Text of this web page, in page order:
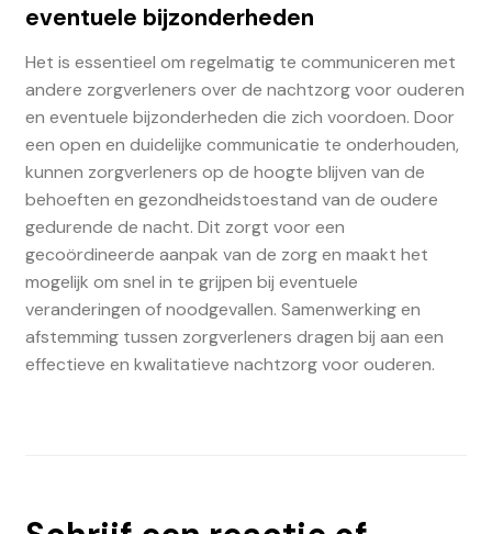
eventuele bijzonderheden
Het is essentieel om regelmatig te communiceren met
andere zorgverleners over de nachtzorg voor ouderen
en eventuele bijzonderheden die zich voordoen. Door
een open en duidelijke communicatie te onderhouden,
kunnen zorgverleners op de hoogte blijven van de
behoeften en gezondheidstoestand van de oudere
gedurende de nacht. Dit zorgt voor een
gecoördineerde aanpak van de zorg en maakt het
mogelijk om snel in te grijpen bij eventuele
veranderingen of noodgevallen. Samenwerking en
afstemming tussen zorgverleners dragen bij aan een
effectieve en kwalitatieve nachtzorg voor ouderen.